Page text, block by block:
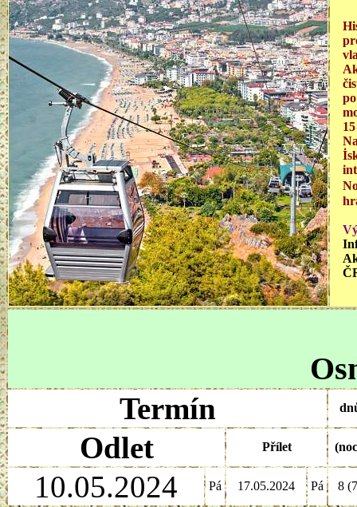
Termín
Odlet Přílet
10.05.2024 Pá 17.05.2024 Pá 8